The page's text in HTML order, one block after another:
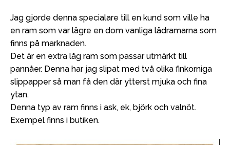
Jag gjorde denna specialare till en kund som ville ha
en ram som var lägre en dom vanliga lådramarna som
finns på marknaden.
Det är en extra låg ram som passar utmärkt till
pannåer. Denna har jag slipat med två olika finkorniga
slippapper så man få den där ytterst mjuka och fina
ytan.
Denna typ av ram finns i ask, ek, björk och valnöt.
Exempel finns i butiken.